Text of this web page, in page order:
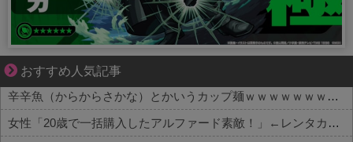
おすすめ人気記事
大変だけど幸せ。等身大の子育て物語。
辛辛魚（からからさかな）とかいうカップ麺ｗｗｗｗｗｗｗｗｗｗ
女性「20歳で一括購入したアルファード素敵！」←レンタカーだろと批判殺到